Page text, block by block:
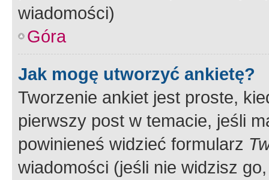
wiadomości)
Góra
Jak mogę utworzyć ankietę?
Tworzenie ankiet jest proste,
pierwszy post w temacie, jeśli
powinieneś widzieć formularz
wiadomości (jeśli nie widzisz